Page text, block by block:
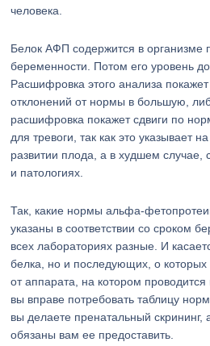
человека.
Белок АФП содержится в организме
беременности. Потом его уровень
Расшифровка этого анализа
отклонений от нормы в большую,
расшифровка покажет сдвиги по
для тревоги, так как это указывает
развитии плода, а в худшем случае,
и патологиях.
Так, какие нормы альфа-
указаны в соответствии со сроком
всех лабораториях разные. И
белка, но и последующих, о которых
от аппарата, на котором
вы вправе потребовать таблицу
вы делаете пренатальный скрининг,
обязаны вам ее предоставить.